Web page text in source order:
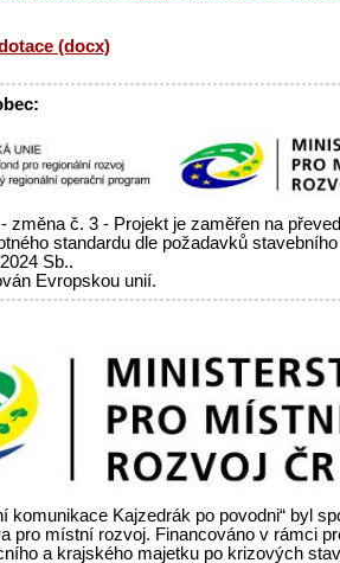
(docx)
změna č. 3 - Projekt je zaměřen na
standardu dle požadavků
Sb..
Evropskou unií.
komunikace Kajzedrák po povodni“ byl
pro místní rozvoj. Financováno v rámci
a krajského majetku po krizových